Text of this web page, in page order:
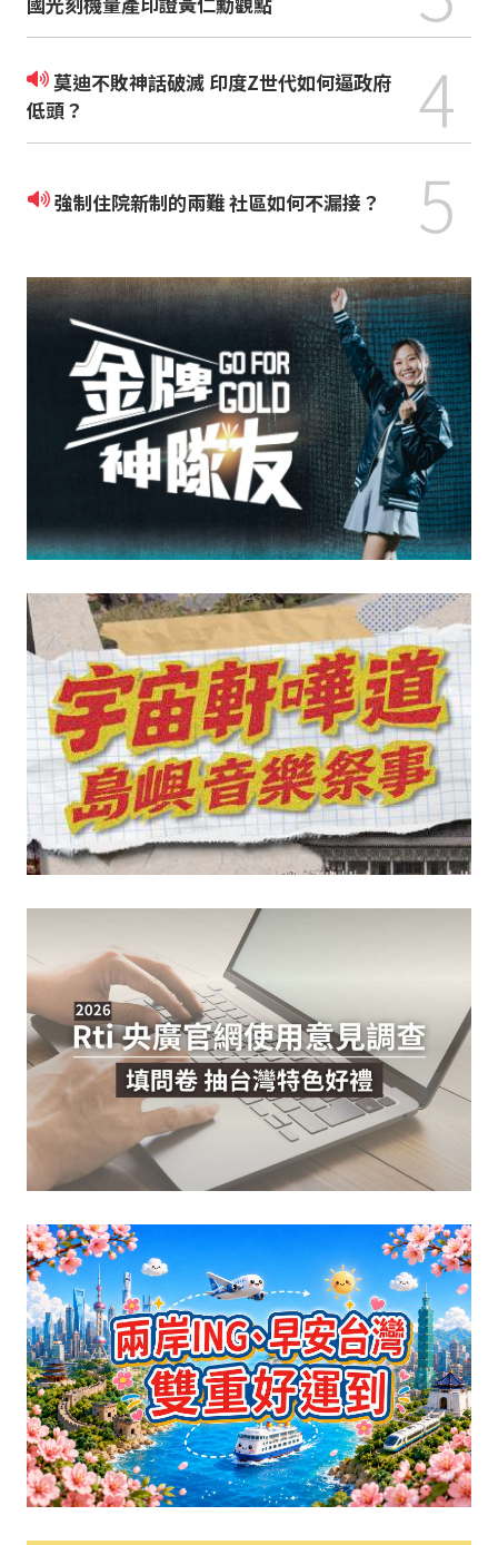
莫迪不敗神話破滅 印度Z世代如何逼政府
低頭？
4
強制住院新制的兩難 社區如何不漏接？ 5